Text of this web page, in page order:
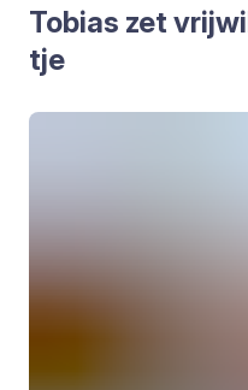
Tobi­as zet
tje